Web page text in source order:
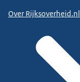
Over Rijksoverheid.nl